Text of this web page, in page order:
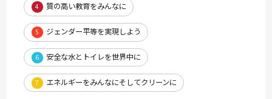
4 質の高い教育をみんなに
5 ジェンダー平等を実現しよう
6 安全な水とトイレを世界中に
7 エネルギーをみんなにそしてクリーンに